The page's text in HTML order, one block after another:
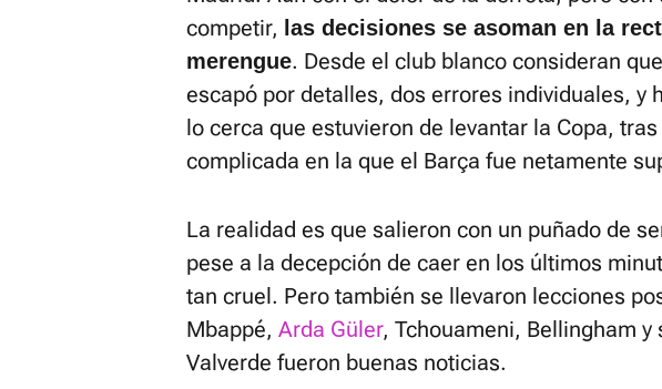
competir, las decisiones se asoman en la
merengue. Desde el club blanco consideran
escapó por detalles, dos errores individuales, y
lo cerca que estuvieron de levantar la Copa,
complicada en la que el Barça fue netamente
La realidad es que salieron con un puñado de
pese a la decepción de caer en los últimos
tan cruel. Pero también se llevaron lecciones
Mbappé, Arda Güler, Tchouameni, Bellingham y
Valverde fueron buenas noticias.